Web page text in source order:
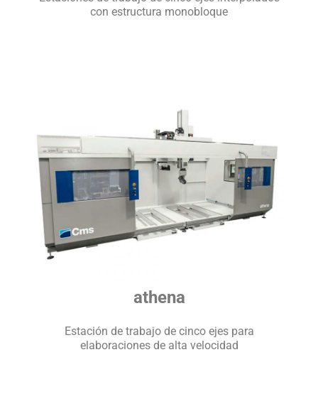
con estructura monobloque
athena
Estación de trabajo de cinco ejes para
elaboraciones de alta velocidad